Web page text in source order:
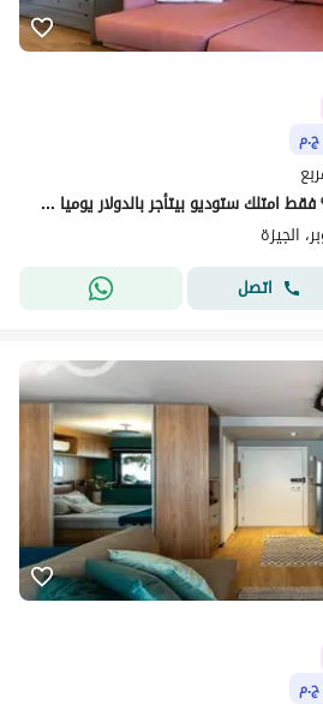
بجوار الاهرامات وبمقدم 35% فقط امتلك ستوديو بيتأجر بالدولار يوميا في الشيخ زايد للبيع بالتقسيط وجاهز للمعاينه الفوري امام فندق الواحه مباشره
اتصل